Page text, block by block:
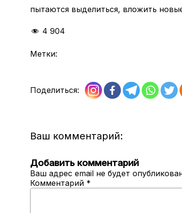
пытаются выделиться, вложить
4 904
Метки:
Поделиться:
Ваш комментарий:
Добавить комментарий
Ваш адрес email не будет
Комментарий *